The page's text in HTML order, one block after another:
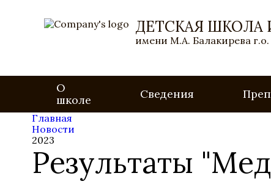
ДЕТСКАЯ ШКОЛА
имени М.А. Балакирева г.о.
О
школе
Сведения
Главная
Новости
2023
Результаты